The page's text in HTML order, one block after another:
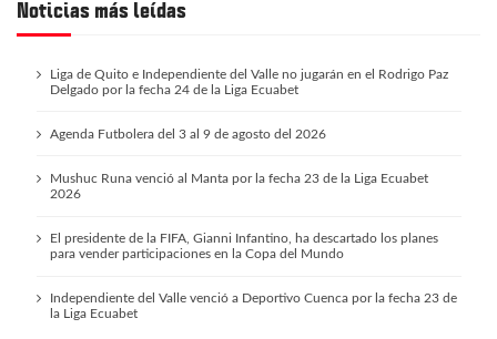
Noticias más leídas
Liga de Quito e Independiente del Valle no jugarán en el Rodrigo Paz
Delgado por la fecha 24 de la Liga Ecuabet
Agenda Futbolera del 3 al 9 de agosto del 2026
Mushuc Runa venció al Manta por la fecha 23 de la Liga Ecuabet
2026
El presidente de la FIFA, Gianni Infantino, ha descartado los planes
para vender participaciones en la Copa del Mundo
Independiente del Valle venció a Deportivo Cuenca por la fecha 23 de
la Liga Ecuabet